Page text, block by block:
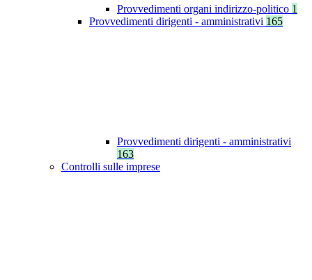
Provvedimenti organi indirizzo-politico 1
Provvedimenti dirigenti - amministrativi 165
Provvedimenti dirigenti - amministrativi
163
Controlli sulle imprese